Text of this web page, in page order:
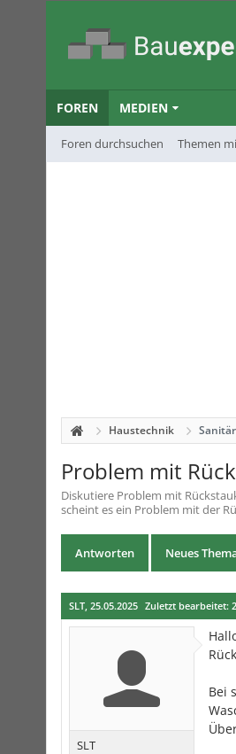
FOREN
Foren durchsuchen Themen
MEDIEN
Haustechnik Sanitär
Problem mit
Diskutiere Problem mit
scheint es ein Problem mit der
Antworten Neues
SLT, 25.05.2025 Zuletzt bearbeitet:
SLT
Bei